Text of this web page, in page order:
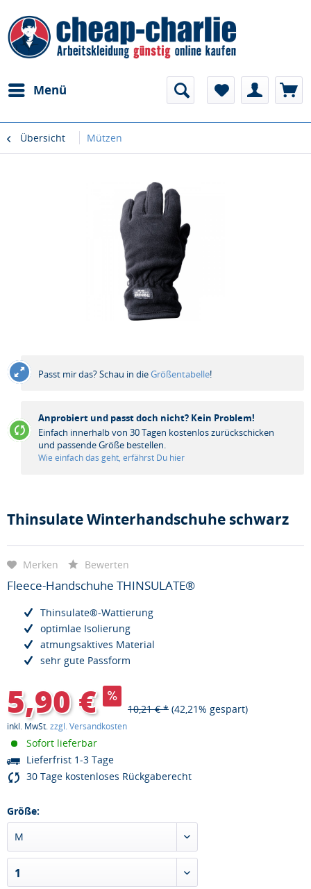
Menü
Übersicht Mützen
Passt mir das? Schau in dieGrößentabelle!
Anprobiert und passt doch nicht? Kein Problem!
Einfach innerhalb von 30 Tagen kostenlos zurückschicken
und passende Größe bestellen.
Wie einfach das geht, erfährst Du hier
Thinsulate Winterhandschuhe schwarz
Merken Bewerten
Fleece-Handschuhe THINSULATE®
Thinsulate®-Wattierung
optimlae Isolierung
atmungsaktives Material
sehr gute Passform
5,90 € 10,21 € * (42,21% gespart)
inkl. MwSt.zzgl. Versandkosten
Sofort lieferbar
Lieferfrist 1-3 Tage
30 Tage kostenloses Rückgaberecht
Größe:
M
1